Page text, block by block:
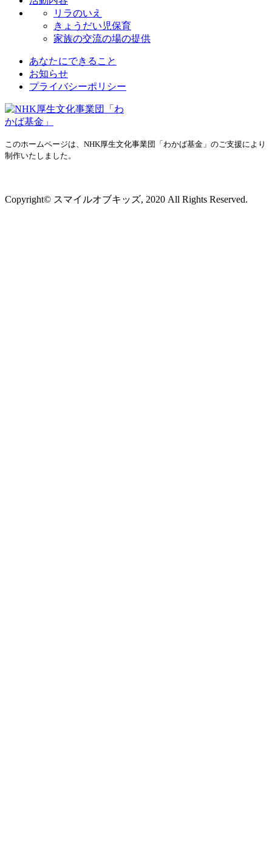
リラのいえ
きょうだい児保育
家族の交流の場の提供
あなたにできること
お知らせ
プライバシーポリシー
このホームページは、NHK厚生文化事業団「わかば基金」のご支援により
制作いたしました。
Copyright© スマイルオブキッズ, 2020 All Rights Reserved.